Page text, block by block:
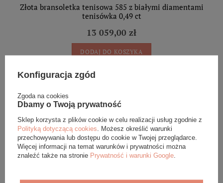
Złota bransoletka tenisowa 585 z białymi diamentami
tenisówka 0,49 ct
13 059,00 zł
DODAJ DO KOSZYKA
Eleganckie opakowanie gratis
Biżuterię i zegarki zakupione w sklepie internetowym
BOVEM otrzymasz jako gotowy do wręczenia upominek. Do
ekologicznej oraz elegancką torebkę. Rozmiary i wzory
Konfiguracja zgód
Zgoda na cookies
Dbamy o Twoją prywatność
Sklep korzysta z plików cookie w celu realizacji usług zgodnie z
Polityką dotyczącą cookies . Możesz określić warunki
przechowywania lub dostępu do cookie w Twojej przeglądarce.
Więcej informacji na temat warunków i prywatności można
znaleźć także na stronie Prywatność i warunki Google